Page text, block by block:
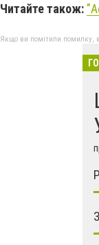
Читайте також:
Якщо ви помітили помилку,